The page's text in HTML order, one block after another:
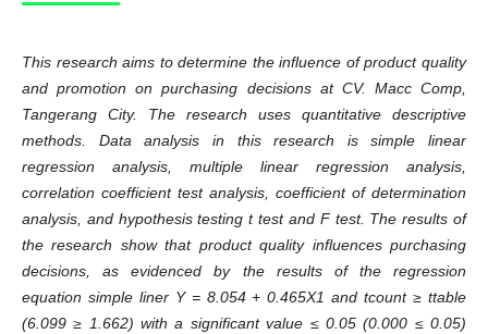
This research aims to determine the influence of product quality
and promotion on purchasing decisions at CV. Macc Comp,
Tangerang City. The research uses quantitative descriptive
methods. Data analysis in this research is simple linear
regression analysis, multiple linear regression analysis,
correlation coefficient test analysis, coefficient of determination
analysis, and hypothesis testing t test and F test. The results of
the research show that product quality influences purchasing
decisions, as evidenced by the results of the regression
equation simple liner Y = 8.054 + 0.465X1 and tcount ≥ ttable
(6.099 ≥ 1.662) with a significant value ≤ 0.05 (0.000 ≤ 0.05)